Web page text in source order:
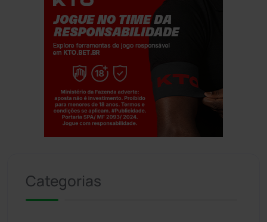
Categorias